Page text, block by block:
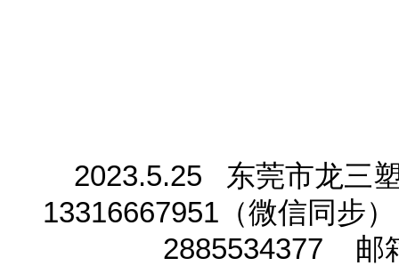
2023.5.25 东莞市龙三
13316667951（微信同步
2885534377 邮